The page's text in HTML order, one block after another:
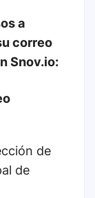
a
correo
Snov.io:
de
de